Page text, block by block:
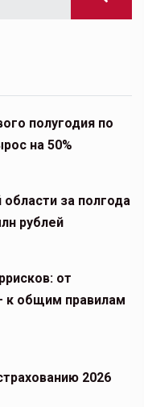
полугодия по
на 50%
области за полгода
рублей
от
к общим правилам
2026